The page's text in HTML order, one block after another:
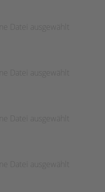
Datei ausgewählt
Datei ausgewählt
Datei ausgewählt
Datei ausgewählt